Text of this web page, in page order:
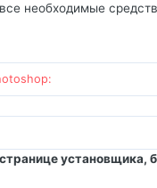
необходимые